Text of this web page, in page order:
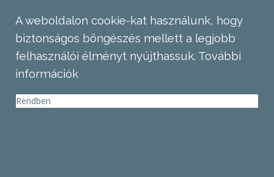
A weboldalon cookie-kat használunk, hogy
biztonságos böngészés mellett a legjobb
felhasználói élményt nyújthassuk. További
információk
Rendben